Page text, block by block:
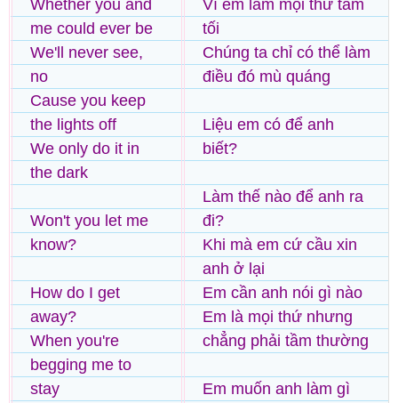
Whether you and
me could ever be
We'll never see,
no
Cause you keep
the lights off
We only do it in
the dark
Won't you let me
know?
How do I get
away?
When you're
begging me to
stay
Vì em làm mọi thứ tăm
tối
Chúng ta chỉ có thể làm
điều đó mù quáng
Liệu em có để anh
biết?
Làm thế nào để anh ra
đi?
Khi mà em cứ cầu xin
anh ở lại
Em cần anh nói gì nào
Em là mọi thứ nhưng
chẳng phải tầm thường
Em muốn anh làm gì